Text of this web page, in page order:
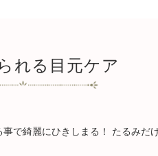
れる目元ケア
で綺麗にひきしまる！ たるみだ